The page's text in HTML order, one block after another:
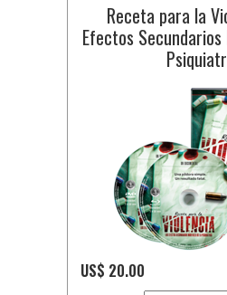
Receta para la
Efectos
US$ 20.00